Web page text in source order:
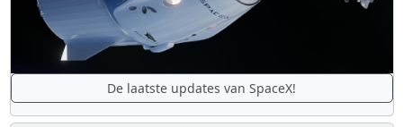
De laatste updates van SpaceX!